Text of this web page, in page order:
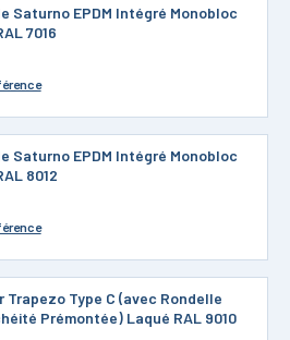
Saturno EPDM Intégré Monobloc
7016
Saturno EPDM Intégré Monobloc
8012
Trapezo Type C (avec Rondelle
Prémontée) Laqué RAL 9010